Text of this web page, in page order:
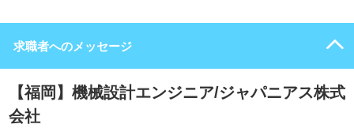
求職者へのメッセージ
【福岡】機械設計エンジニア/ジャパニアス株式
会社